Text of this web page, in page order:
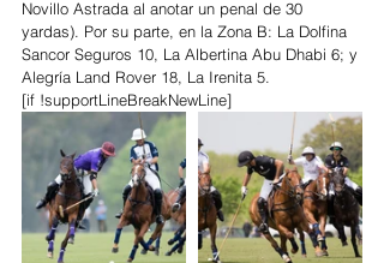
Novillo Astrada al anotar un penal de 30
yardas). Por su parte, en la Zona B: La Dolfina
Sancor Seguros 10, La Albertina Abu Dhabi 6; y
Alegría Land Rover 18, La Irenita 5.
[if !supportLineBreakNewLine]